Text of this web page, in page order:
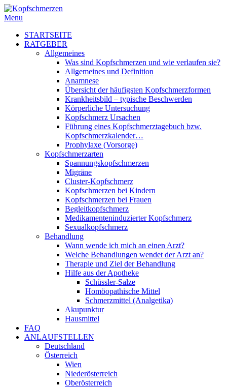
Menu
STARTSEITE
RATGEBER
Allgemeines
Was sind Kopfschmerzen und wie verlaufen sie?
Allgemeines und Definition
Anamnese
Übersicht der häufigsten Kopfschmerzformen
Krankheitsbild – typische Beschwerden
Körperliche Untersuchung
Kopfschmerz Ursachen
Führung eines Kopfschmerztagebuch bzw.
Kopfschmerzkalender…
Prophylaxe (Vorsorge)
Kopfschmerzarten
Spannungskopfschmerzen
Migräne
Cluster-Kopfschmerz
Kopfschmerzen bei Kindern
Kopfschmerzen bei Frauen
Begleitkopfschmerz
Medikamenteninduzierter Kopfschmerz
Sexualkopfschmerz
Behandlung
Wann wende ich mich an einen Arzt?
Welche Behandlungen wendet der Arzt an?
Therapie und Ziel der Behandlung
Hilfe aus der Apotheke
Schüssler-Salze
Homöopathische Mittel
Schmerzmittel (Analgetika)
Akupunktur
Hausmittel
FAQ
ANLAUFSTELLEN
Deutschland
Österreich
Wien
Niederösterreich
Oberösterreich